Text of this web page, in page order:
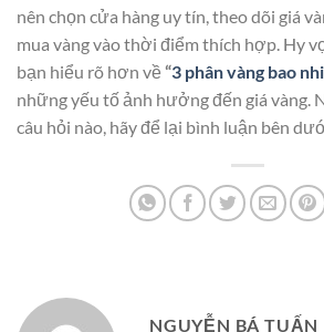
nên chọn cửa hàng uy tín, theo dõi giá
mua vàng vào thời điểm thích hợp. Hy
bạn hiểu rõ hơn về “3 phân vàng bao
những yếu tố ảnh hưởng đến giá vàng.
câu hỏi nào, hãy để lại bình luận bên
NGUYỄN BÁ TUẤN